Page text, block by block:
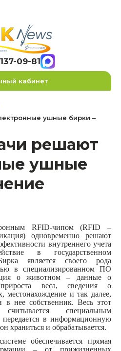
09-81
кабинет
ушные бирки –
решают
ушные
RFID-чипом (RFID –
одновременно решают
внутреннего учета
в государственном
является своего рода
в специализированном ПО
о животном – данные о
веса, сведения о
местонахождение и так далее,
в нее собственник. Весь этот
специальным
в информационную
храниться и обрабатывается.
обеспечивается прямая
– от прижизненных